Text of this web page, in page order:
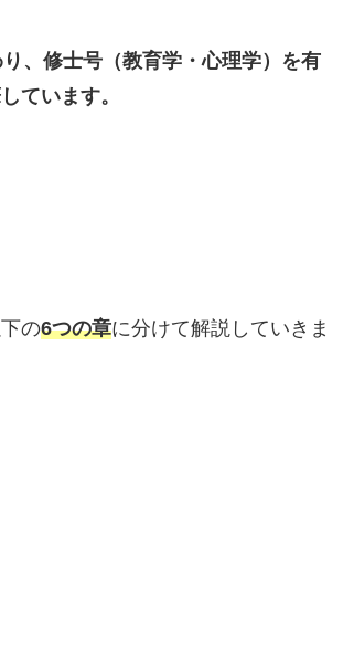
、修士号（教育学・心理学）を有
ています。
の6つの章に分けて解説していきま